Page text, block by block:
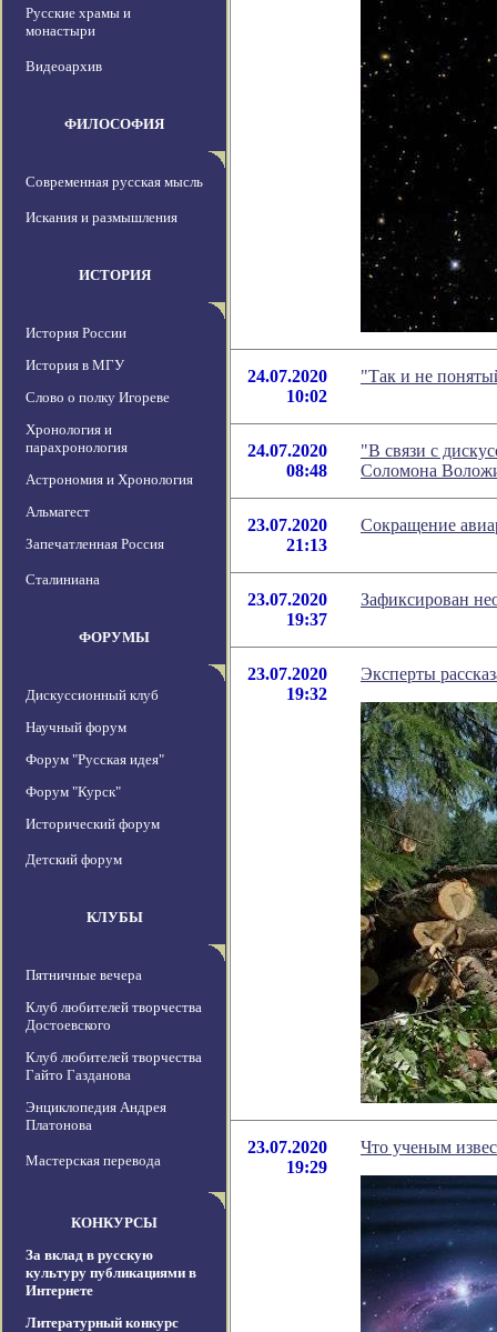
Русские храмы и
монастыри
Видеоархив
ФИЛОСОФИЯ
Современная русская мысль
Искания и размышления
ИСТОРИЯ
История России
История в МГУ
Слово о полку Игореве
Хронология и
парахронология
Астрономия и Хронология
Альмагест
Запечатленная Россия
Сталиниана
ФОРУМЫ
Дискуссионный клуб
Научный форум
Форум "Русская идея"
Форум "Курск"
Исторический форум
Детский форум
КЛУБЫ
Пятничные вечера
Клуб любителей творчества
Достоевского
Клуб любителей творчества
Гайто Газданова
Энциклопедия Андрея
Платонова
Мастерская перевода
КОНКУРСЫ
За вклад в русскую
культуру публикациями в
Интернете
Литературный конкурс
24.07.2020
10:02
"Так и не
24.07.2020
08:48
"В связи с
Соломона
23.07.2020
21:13
Сокращение
23.07.2020
19:37
Зафиксирован
23.07.2020
19:32
Эксперты
23.07.2020
19:29
Что ученым